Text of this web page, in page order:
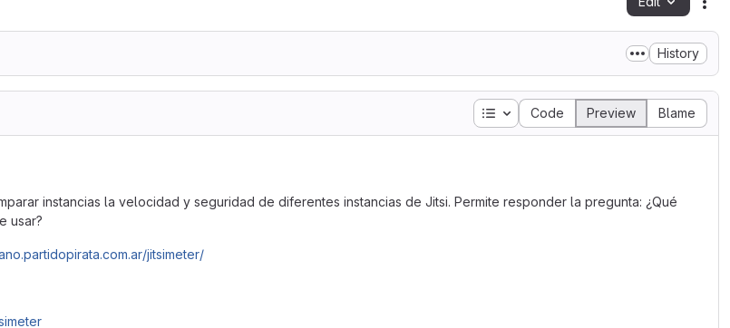
History
Table of contents
Code Preview Blame
instancias la velocidad y seguridad de diferentes instancias de Jitsi. Permite responder la pregunta: ¿Qué
usar?
jitsimeter/